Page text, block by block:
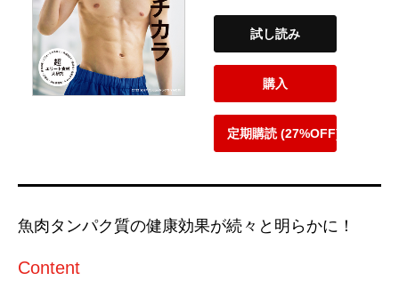
試し読み
購入
定期購読 (27%OFF)
魚肉タンパク質の健康効果が続々と明らかに！
Content